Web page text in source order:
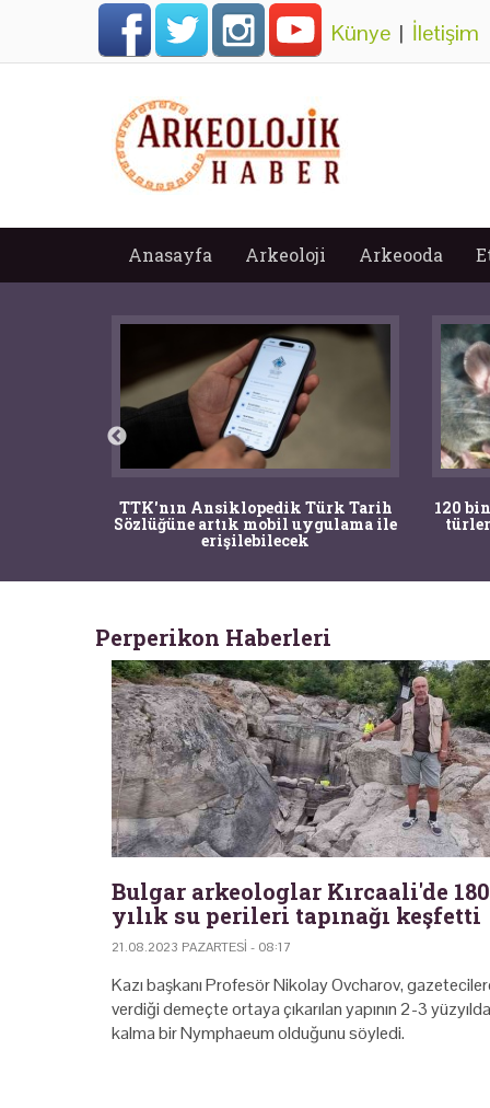
Künye | İletişim
Anasayfa Arkeoloji Arkeooda
TTK'nın Ansiklopedik Türk Tarih
Sözlüğüne artık mobil uygulama ile
erişilebilecek
120
Perperikon Haberleri
Bulgar arkeologlar Kırcaali'de
yılık su perileri tapınağı keşfetti
21.08.2023 PAZARTESI - 08:17
Kazı başkanı Profesör Nikolay Ovcharov,
verdiği demeçte ortaya çıkarılan yapının 2-3
kalma bir Nymphaeum olduğunu söyledi.